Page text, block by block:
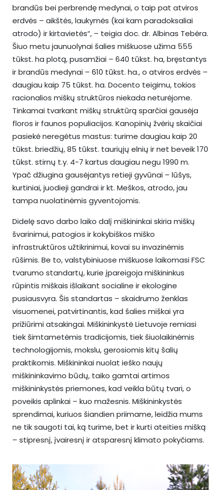
brandūs bei perbrendę medynai, o taip pat atviros
erdvės – aikštės, laukymės (kai kam paradoksaliai
atrodo) ir kirtavietės“, – teigia doc. dr. Albinas Tebėra.
Šiuo metu jaunuolynai šalies miškuose užima 555
tūkst. ha plotą, pusamžiai – 640 tūkst. ha, bręstantys
ir brandūs medynai – 610 tūkst. ha., o atviros erdvės –
daugiau kaip 75 tūkst. ha. Docento teigimu, tokios
racionalios miškų struktūros niekada neturėjome.
Tinkamai tvarkant miškų struktūrą sparčiai gausėja
floros ir faunos populiacijos. Kanopinių žvėrių skaičiai
pasiekė neregėtus mastus: turime daugiau kaip 20
tūkst. briedžių, 85 tūkst. tauriųjų elnių ir net beveik 170
tūkst. stirnų t.y. 4-7 kartus daugiau negu 1990 m.
Ypač džiugina gausėjantys retieji gyvūnai – lūšys,
kurtiniai, juodieji gandrai ir kt. Meškos, atrodo, jau
tampa nuolatinėmis gyventojomis.
Didelę savo darbo laiko dalį miškininkai skiria miškų
švarinimui, patogios ir kokybiškos miško
infrastruktūros užtikrinimui, kovai su invazinėmis
rūšimis. Be to, valstybiniuose miškuose laikomasi FSC
tvarumo standartų, kurie įpareigoja miškininkus
rūpintis miškais išlaikant socialine ir ekologine
pusiausvyra. Šis standartas – skaidrumo ženklas
visuomenei, patvirtinantis, kad šalies miškai yra
prižiūrimi atsakingai. Miškininkystė Lietuvoje remiasi
tiek šimtametėmis tradicijomis, tiek šiuolaikinėmis
technologijomis, mokslu, gerosiomis kitų šalių
praktikomis. Miškininkai nuolat ieško naujų
miškininkavimo būdų, taiko gamtai artimos
miškininkystės priemones, kad veikla būtų tvari, o
poveikis aplinkai – kuo mažesnis. Miškininkystės
sprendimai, kuriuos šiandien priimame, leidžia mums
ne tik saugoti tai, ką turime, bet ir kurti ateities mišką
– stipresnį, įvairesnį ir atsparesnį klimato pokyčiams.